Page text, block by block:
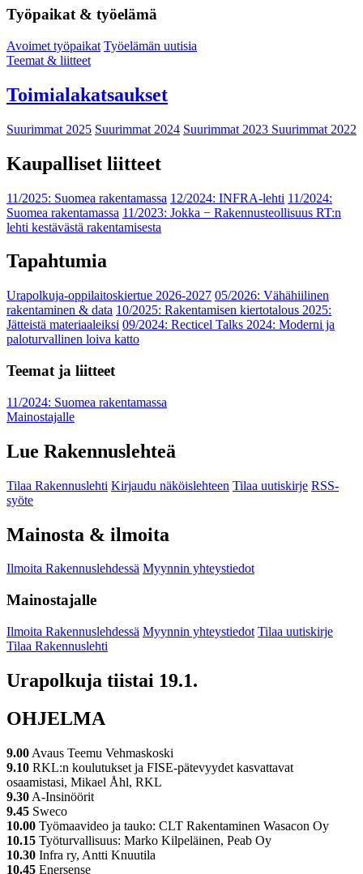
Työpaikat & työelämä
Avoimet työpaikat Työelämän uutisia
Teemat & liitteet
Toimialakatsaukset
Suurimmat 2025 Suurimmat 2024 Suurimmat 2023 Suurimmat 2022
Kaupalliset liitteet
11/2025: Suomea rakentamassa 12/2024: INFRA-lehti 11/2024:
Suomea rakentamassa 11/2023: Jokka − Rakennusteollisuus RT:n
lehti kestävästä rakentamisesta
Tapahtumia
Urapolkuja-oppilaitoskiertue 2026-2027 05/2026: Vähähiilinen
rakentaminen & data 10/2025: Rakentamisen kiertotalous 2025:
Jätteistä materiaaleiksi 09/2024: Recticel Talks 2024: Moderni ja
paloturvallinen loiva katto
Teemat ja liitteet
11/2024: Suomea rakentamassa
Mainostajalle
Lue Rakennuslehteä
Tilaa Rakennuslehti Kirjaudu näköislehteen Tilaa uutiskirje RSS-
syöte
Mainosta & ilmoita
Ilmoita Rakennuslehdessä Myynnin yhteystiedot
Mainostajalle
Ilmoita Rakennuslehdessä Myynnin yhteystiedot Tilaa uutiskirje
Tilaa Rakennuslehti
Urapolkuja tiistai 19.1.
OHJELMA
9.00 Avaus Teemu Vehmaskoski
9.10 RKL:n koulutukset ja FISE-pätevyydet kasvattavat
osaamistasi, Mikael Åhl, RKL
9.30 A-Insinöörit
9.45 Sweco
10.00 Työmaavideo ja tauko: CLT Rakentaminen Wasacon Oy
10.15 Työturvallisuus: Marko Kilpeläinen, Peab Oy
10.30 Infra ry, Antti Knuutila
10.45 Enersense